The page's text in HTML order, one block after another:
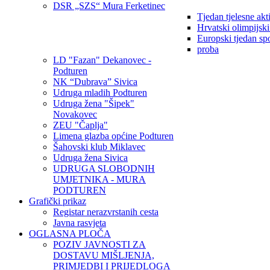
DSR „SZS“ Mura Ferketinec
Tjedan tjelesne
Hrvatski olimpijski
Europski tjedan
proba
LD "Fazan" Dekanovec -
Podturen
NK “Dubrava” Sivica
Udruga mladih Podturen
Udruga žena "Šipek"
Novakovec
ZEU "Čaplja"
Limena glazba općine Podturen
Šahovski klub Miklavec
Udruga žena Sivica
UDRUGA SLOBODNIH
UMJETNIKA - MURA
PODTUREN
Grafički prikaz
Registar nerazvrstanih cesta
Javna rasvjeta
OGLASNA PLOČA
POZIV JAVNOSTI ZA
DOSTAVU MIŠLJENJA,
PRIMJEDBI I PRIJEDLOGA